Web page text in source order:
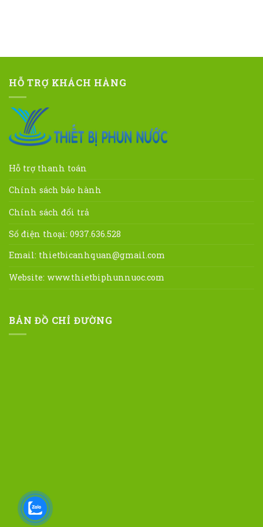
HỖ TRỢ KHÁCH HÀNG
Hỗ trợ thanh toán
Chính sách bảo hành
Chính sách đổi trả
Số điện thoại: 0937.636.528
Email: thietbicanhquan@gmail.com
Website: www.thietbiphunnuoc.com
BẢN ĐỒ CHỈ ĐƯỜNG